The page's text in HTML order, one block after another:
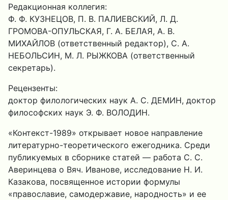
Редакционная коллегия:
Ф. Ф. КУЗНЕЦОВ, П. В. ПАЛИЕВСКИЙ, Л. Д.
ГРОМОВА-ОПУЛЬСКАЯ, Г. А. БЕЛАЯ, А. В.
МИХАЙЛОВ (ответственный редактор), С. А.
НЕБОЛЬСИН, М. Л. РЫЖКОВА (ответственный
секретарь).
Рецензенты:
доктор филологических наук А. С. ДЕМИН, доктор
философских наук Э. Ф. ВОЛОДИН.
«Контекст-1989» открывает новое направление
литературно-теоретического ежегодника. Среди
публикуемых в сборнике статей — работа С. С.
Аверинцева о Вяч. Иванове, исследование Н. И.
Казакова, посвященное истории формулы
«православие, самодержавие, народность» и ее